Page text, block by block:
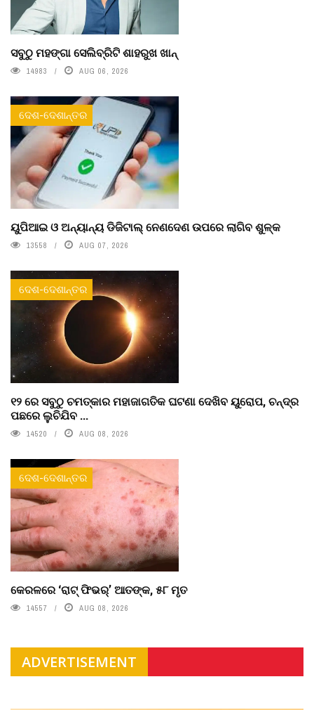
ସବୁଠୁ ମହଙ୍ଗା ସେଲିବ୍ରିଟି ଶାହରୁଖ ଖାନ୍
14983 AUG 06, 2026
ଦେଶ-ଦେଶାନ୍ତର
ୟୁପିଆଇ ଓ ଅନ୍ୟାନ୍ୟ ଡିଜିଟାଲ୍ ନେଣଦେଣ ଉପରେ ଲାଗିବ ଶୁଳ୍କ
13558 AUG 07, 2026
ଦେଶ-ଦେଶାନ୍ତର
୧୨ ରେ ସବୁଠୁ ଚମତ୍କାର ମହାଜାଗତିକ ଘଟଣା ଦେଖିବ ୟୁରୋପ, ଚନ୍ଦ୍ର
ପଛରେ ଲୁଚିଯିବ ...
14520 AUG 08, 2026
ଦେଶ-ଦେଶାନ୍ତର
କେରଳରେ ‘ରାଟ୍ ଫିଭର୍’ ଆତଙ୍କ, ୫୮ ମୃତ
14557 AUG 08, 2026
ADVERTISEMENT